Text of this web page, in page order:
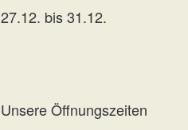
27.12. bis 31.12.
Unsere Öffnungszeiten